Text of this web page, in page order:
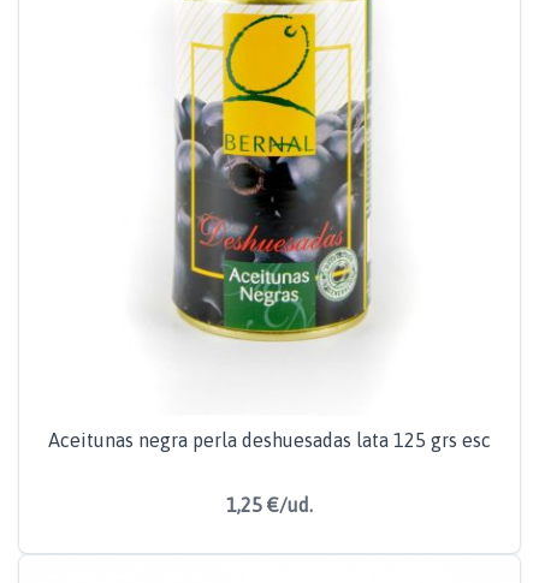
Aceitunas negra perla deshuesadas lata 125 grs esc
1,25 €/ud.